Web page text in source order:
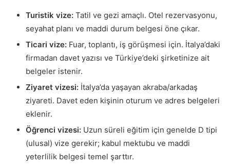
Turistik vize: Tatil ve gezi amaçlı. Otel rezervasyonu,
seyahat planı ve maddi durum belgesi öne çıkar.
Ticari vize: Fuar, toplantı, iş görüşmesi için. İtalya’daki
firmadan davet yazısı ve Türkiye’deki şirketinize ait
belgeler istenir.
Ziyaret vizesi: İtalya’da yaşayan akraba/arkadaş
ziyareti. Davet eden kişinin oturum ve adres belgeleri
eklenir.
Öğrenci vizesi: Uzun süreli eğitim için genelde D tipi
(ulusal) vize gerekir; kabul mektubu ve maddi
yeterlilik belgesi temel şarttır.